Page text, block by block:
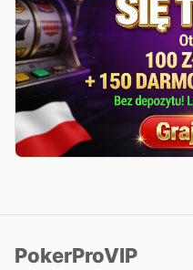
PokerProVIP